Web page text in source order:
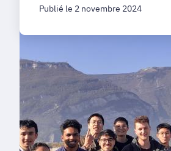
Publié le 2 novembre 2024